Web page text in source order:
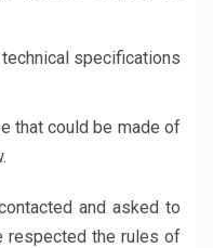
specifications
that could be made of
and asked to
respected the rules of